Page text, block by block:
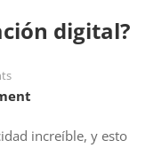
digital?
increíble, y esto